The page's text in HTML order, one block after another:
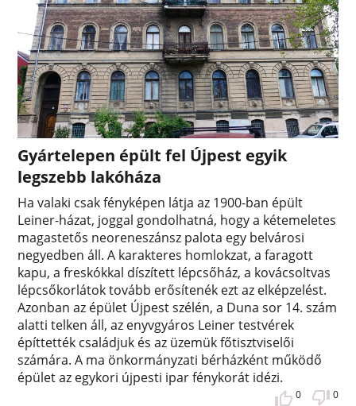
Gyártelepen épült fel Újpest egyik
legszebb lakóháza
Ha valaki csak fényképen látja az 1900-ban épült
Leiner-házat, joggal gondolhatná, hogy a kétemeletes
magastetős neoreneszánsz palota egy belvárosi
negyedben áll. A karakteres homlokzat, a faragott
kapu, a freskókkal díszített lépcsőház, a kovácsoltvas
lépcsőkorlátok tovább erősítenék ezt az elképzelést.
Azonban az épület Újpest szélén, a Duna sor 14. szám
alatti telken áll, az enyvgyáros Leiner testvérek
építtették családjuk és az üzemük főtisztviselői
számára. A ma önkormányzati bérházként működő
épület az egykori újpesti ipar fénykorát idézi.
0 0